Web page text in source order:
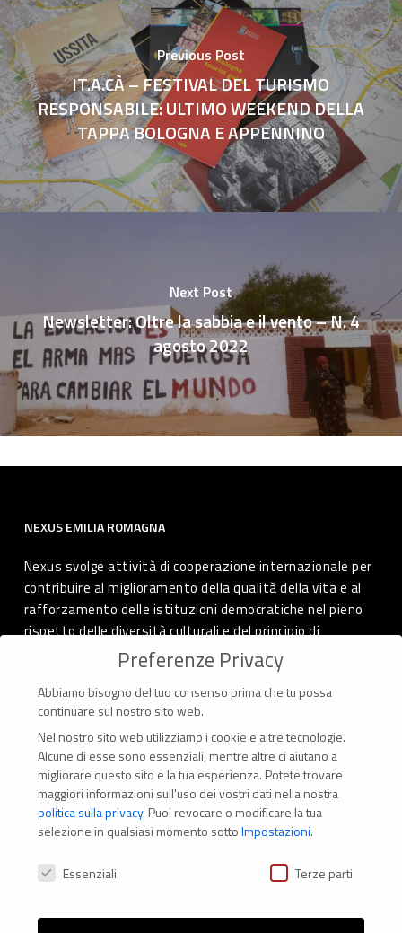
Previous Post
IT.A.CÀ – FESTIVAL DEL TURISMO
RESPONSABILE: ULTIMO WEEKEND DELLA
TAPPA BOLOGNA E APPENNINO
Next Post
Newsletter: Oltre la sabbia e il vento – N. 4
agosto 2022
NEXUS EMILIA ROMAGNA
Nexus svolge attività di cooperazione internazionale per
contribuire al miglioramento della qualità della vita e al
rafforzamento delle istituzioni democratiche nel pieno
rispetto delle diversità culturali e del principio di
autodeterminazione dei popoli.
CONTATTI
Via Marconi 69 – 40122 Bologna (Italia)
Tel. +39 051 294 775
Preferenze Privacy
Abbiamo bisogno del tuo consenso prima che tu possa
continuare sul nostro sito web.
Nel nostro sito web utilizziamo i cookie e altre tecnologie.
Alcune di esse sono essenziali, mentre altre ci aiutano a
migliorare questo sito e la tua esperienza. Potete trovare
maggiori informazioni sull'uso dei vostri dati nella nostra
politica sulla privacy. Puoi revocare o modificare la tua
selezione in qualsiasi momento sottoImpostazioni.
Preferenze Privacy
Essenziali Terze parti